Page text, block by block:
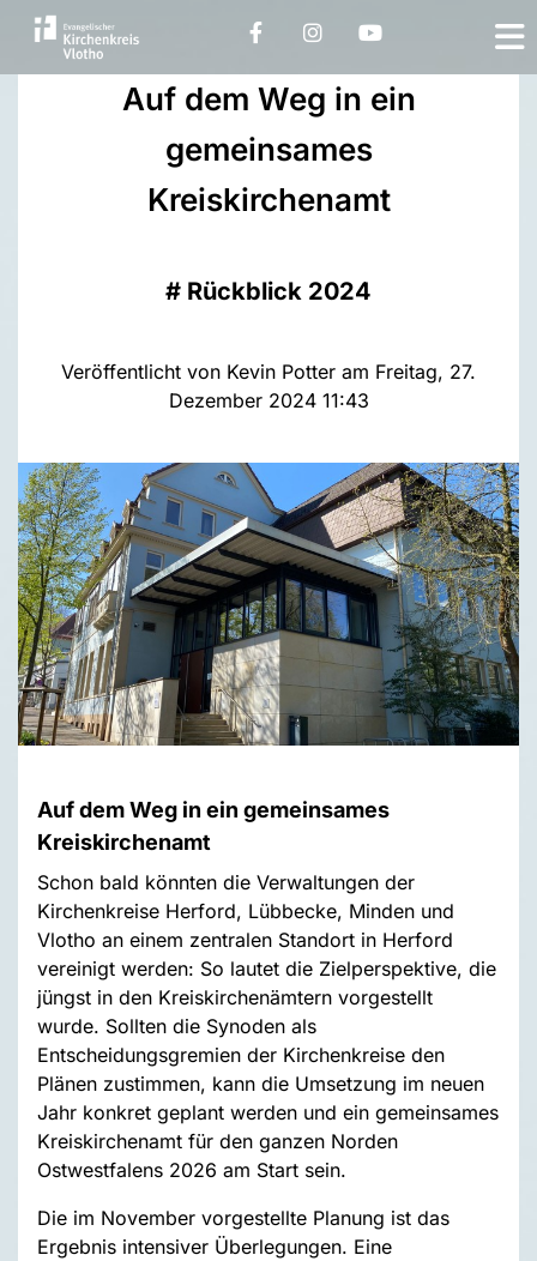
Auf dem Weg in ein
gemeinsames
Kreiskirchenamt
# Rückblick 2024
Veröffentlicht von Kevin Potter am Freitag, 27.
Dezember 2024 11:43
Auf dem Weg in ein gemeinsames
Kreiskirchenamt
Schon bald könnten die Verwaltungen der
Kirchenkreise Herford, Lübbecke, Minden und
Vlotho an einem zentralen Standort in Herford
vereinigt werden: So lautet die Zielperspektive, die
jüngst in den Kreiskirchenämtern vorgestellt
wurde. Sollten die Synoden als
Entscheidungsgremien der Kirchenkreise den
Plänen zustimmen, kann die Umsetzung im neuen
Jahr konkret geplant werden und ein gemeinsames
Kreiskirchenamt für den ganzen Norden
Ostwestfalens 2026 am Start sein.
Die im November vorgestellte Planung ist das
Ergebnis intensiver Überlegungen. Eine